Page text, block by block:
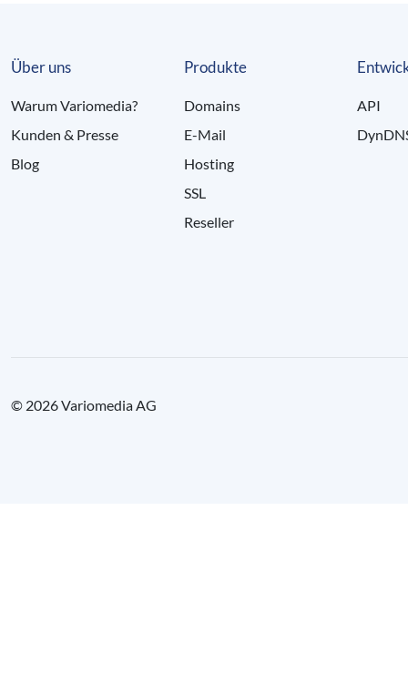
Über uns
Warum Variomedia?
Kunden & Presse
Blog
Produkte
Domains
E-Mail
Hosting
SSL
Reseller
API
© 2026 Variomedia AG